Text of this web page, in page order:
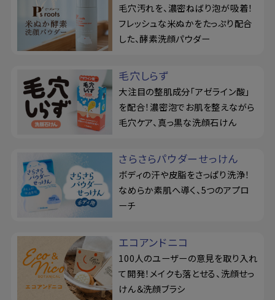
毛穴汚れを、濃密ねばり泡が吸着！
フレッシュな米ぬかをたっぷり配合
した、酵素洗顔パウダー
毛穴しらず
大注目の整肌成分「アゼライン酸」
を配合！濃密泡でお肌を整えながら
毛穴ケア、真っ黒な洗顔石けん
さらさらパウダーせっけん
ボディの汗や皮脂をさっぱり洗浄！
なめらか素肌へ導く、5つのアプロ
ーチ
エコアンドニコ
100人のユーザーの意見を取り入れ
て開発！メイクも落とせる、洗顔せっ
けん＆洗顔ブラシ